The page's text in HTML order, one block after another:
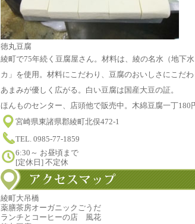
徳丸豆腐
綾町で75年続く豆腐屋さん。材料は、綾の名水（地下
カ」を使用。材料にこだわり、豆腐のおいしさにこだ
あまみが優しく広がる。白い豆腐は国産大豆の証。
ほんものセンター、店頭他で販売中。木綿豆腐一丁180
宮崎県東諸県郡綾町北俣472-1
TEL. 0985-77-1859
6:30～ お昼頃まで
[定休日] 不定休
綾町大吊橋
薬膳茶房オーガニックごうだ
ランチとコーヒーの店 風花